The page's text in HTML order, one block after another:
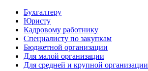
Бухгалтеру
Юристу
Кадровому работнику
Специалисту по закупкам
Бюджетной организации
Для малой организации
Для средней и крупной организации